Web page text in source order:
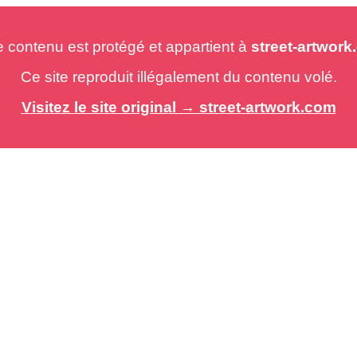
est protégé et appartient à street-
Ce site reproduit illégalement du contenu volé.
Visitez le site original → street-artwork.com